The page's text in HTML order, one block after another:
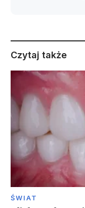
Czytaj także
ŚWIAT